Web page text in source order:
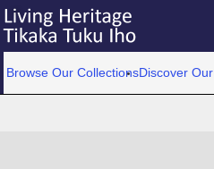
Browse Our CollectionsDiscover